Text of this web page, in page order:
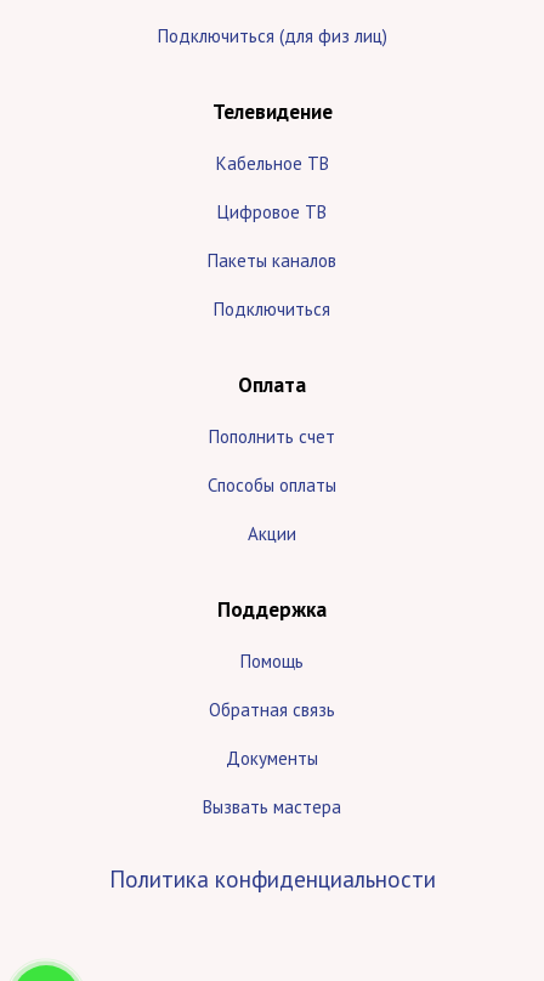
Подключиться (для физ лиц)
Телевидение
Кабельное ТВ
Цифровое ТВ
Пакеты каналов
Подключиться
Оплата
Пополнить счет
Способы оплаты
Акции
Поддержка
Помощь
Обратная связь
Документы
Вызвать мастера
Политика конфиденциальности